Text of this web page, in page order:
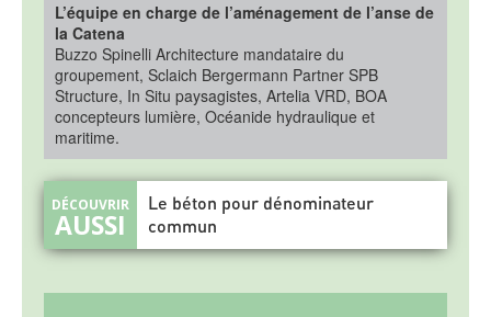
L’équipe en charge de l’aménagement de l’anse de
la Catena
Buzzo Spinelli Architecture mandataire du
groupement, Sclaich Bergermann Partner SPB
Structure, In Situ paysagistes, Artelia VRD, BOA
concepteurs lumière, Océanide hydraulique et
maritime.
Le béton pour dénominateur
commun